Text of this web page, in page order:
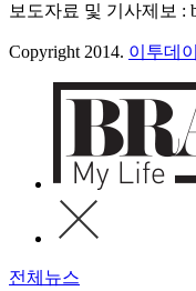
보도자료 및 기사제보 :
Copyright 2014. 이투데
전체뉴스